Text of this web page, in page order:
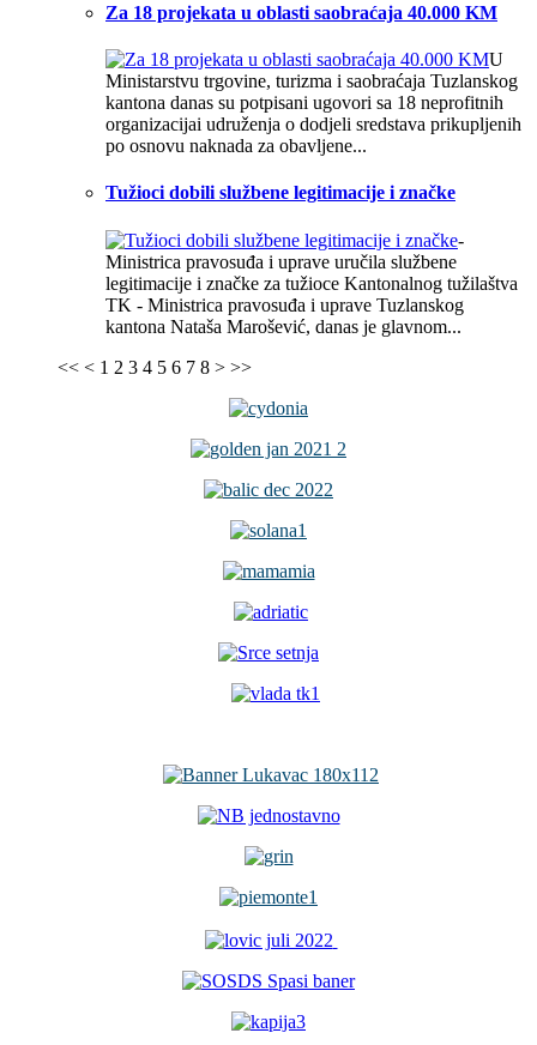
Za 18 projekata u oblasti saobraćaja 40.000 KM
U
Ministarstvu trgovine, turizma i saobraćaja Tuzlanskog
kantona danas su potpisani ugovori sa 18 neprofitnih
organizacijai udruženja o dodjeli sredstava prikupljenih
po osnovu naknada za obavljene...
Tužioci dobili službene legitimacije i značke
-
Ministrica pravosuđa i uprave uručila službene
legitimacije i značke za tužioce Kantonalnog tužilaštva
TK - Ministrica pravosuđa i uprave Tuzlanskog
kantona Nataša Marošević, danas je glavnom...
<< < 1 2 3 4 5 6 7 8 > >>